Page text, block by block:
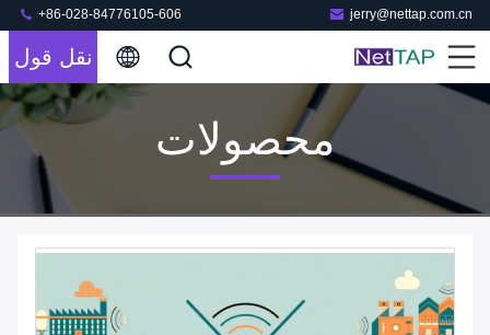
jerry@nettap.com.cn
+86-028-84776105-606
نقل قول
محصولات